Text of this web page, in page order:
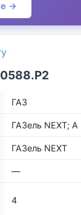
→
ГАЗ
ГАЗель NEXT; А
ГАЗель NEXT
—
4